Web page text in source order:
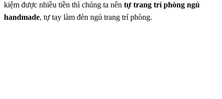
kiệm được nhiều tiền thì chúng ta nên tự trang trí phòng ngủ
handmade, tự tay làm đèn ngủ trang trí phòng.